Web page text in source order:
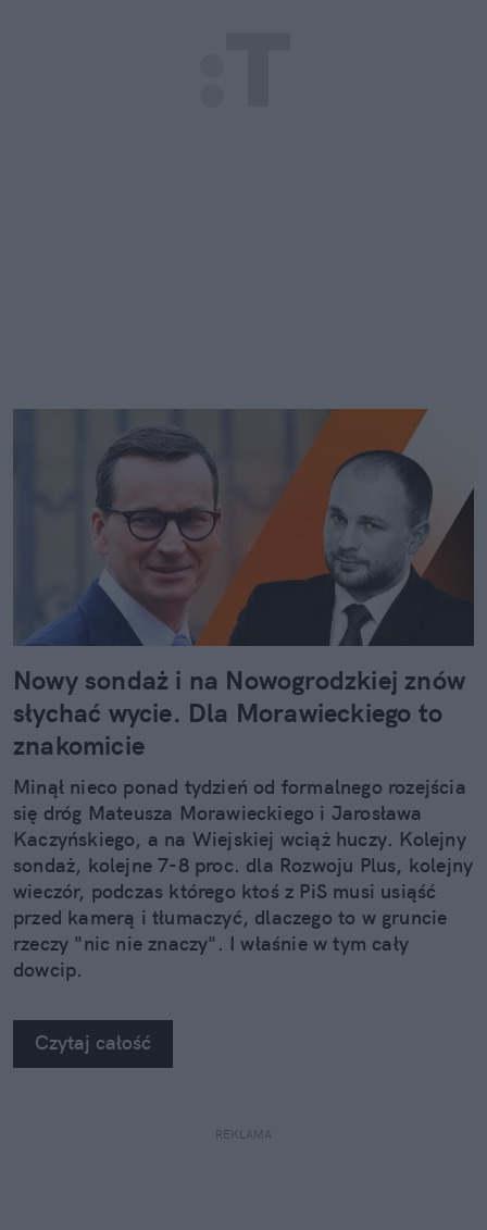
Nowy sondaż i na Nowogrodzkiej znów
słychać wycie. Dla Morawieckiego to
znakomicie
Minął nieco ponad tydzień od formalnego rozejścia
się dróg Mateusza Morawieckiego i Jarosława
Kaczyńskiego, a na Wiejskiej wciąż huczy. Kolejny
sondaż, kolejne 7-8 proc. dla Rozwoju Plus, kolejny
wieczór, podczas którego ktoś z PiS musi usiąść
przed kamerą i tłumaczyć, dlaczego to w gruncie
rzeczy "nic nie znaczy". I właśnie w tym cały
dowcip.
Czytaj całość
REKLAMA